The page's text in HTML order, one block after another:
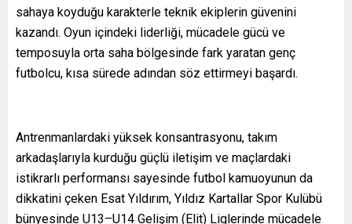
sahaya koyduğu karakterle teknik ekiplerin güvenini
kazandı. Oyun içindeki liderliği, mücadele gücü ve
temposuyla orta saha bölgesinde fark yaratan genç
futbolcu, kısa sürede adından söz ettirmeyi başardı.
Antrenmanlardaki yüksek konsantrasyonu, takım
arkadaşlarıyla kurduğu güçlü iletişim ve maçlardaki
istikrarlı performansı sayesinde futbol kamuoyunun da
dikkatini çeken Esat Yıldırım, Yıldız Kartallar Spor Kulübü
bünyesinde U13–U14 Gelişim (Elit) Liglerinde mücadele